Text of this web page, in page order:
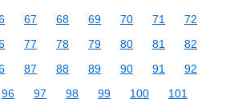
67 68 69 70 71
72
77 78 79 80 81
82
87 88 89 90 91
92
96 97 98 99 100
101